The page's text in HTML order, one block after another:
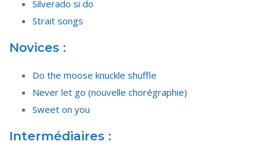
Silverado si do
Strait songs
Novices :
Do the moose knuckle shuffle
Never let go (nouvelle chorégraphie)
Sweet on you
Intermédiaires :